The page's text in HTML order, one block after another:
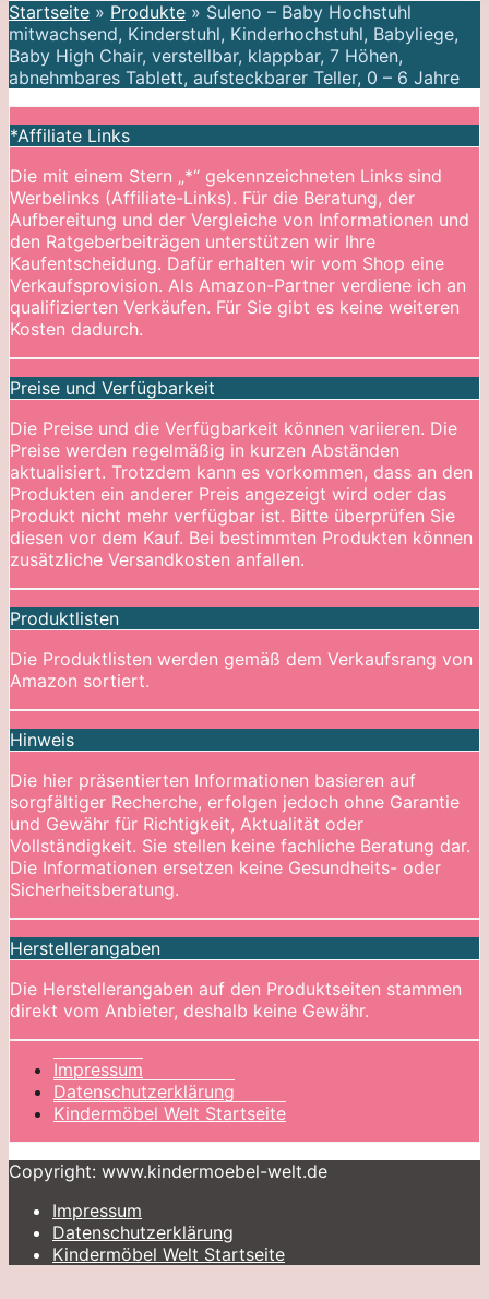
Startseite » Produkte » Suleno – Baby Hochstuhl
mitwachsend, Kinderstuhl, Kinderhochstuhl, Babyliege,
Baby High Chair, verstellbar, klappbar, 7 Höhen,
abnehmbares Tablett, aufsteckbarer Teller, 0 – 6 Jahre
*Affiliate Links
Die mit einem Stern „*“ gekennzeichneten Links sind
Werbelinks (Affiliate-Links). Für die Beratung, der
Aufbereitung und der Vergleiche von Informationen und
den Ratgeberbeiträgen unterstützen wir Ihre
Kaufentscheidung. Dafür erhalten wir vom Shop eine
Verkaufsprovision. Als Amazon-Partner verdiene ich an
qualifizierten Verkäufen. Für Sie gibt es keine weiteren
Kosten dadurch.
Preise und Verfügbarkeit
Die Preise und die Verfügbarkeit können variieren. Die
Preise werden regelmäßig in kurzen Abständen
aktualisiert. Trotzdem kann es vorkommen, dass an den
Produkten ein anderer Preis angezeigt wird oder das
Produkt nicht mehr verfügbar ist. Bitte überprüfen Sie
diesen vor dem Kauf. Bei bestimmten Produkten können
zusätzliche Versandkosten anfallen.
Produktlisten
Die Produktlisten werden gemäß dem Verkaufsrang von
Amazon sortiert.
Hinweis
Die hier präsentierten Informationen basieren auf
sorgfältiger Recherche, erfolgen jedoch ohne Garantie
und Gewähr für Richtigkeit, Aktualität oder
Vollständigkeit. Sie stellen keine fachliche Beratung dar.
Die Informationen ersetzen keine Gesundheits- oder
Sicherheitsberatung.
Herstellerangaben
Die Herstellerangaben auf den Produktseiten stammen
direkt vom Anbieter, deshalb keine Gewähr.
Impressum
Datenschutzerklärung
Kindermöbel Welt Startseite
Copyright: www.kindermoebel-welt.de
Impressum
Datenschutzerklärung
Kindermöbel Welt Startseite